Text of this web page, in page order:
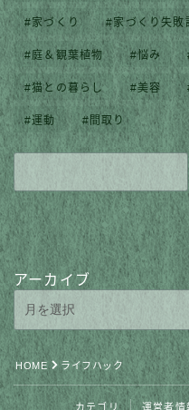
家づくり 家づくり失敗
庭＆観葉植物 悩み
猫との暮らし 美容
運動 間取り
アーカイブ
HOME ライフハック
カテゴリ 運営者情